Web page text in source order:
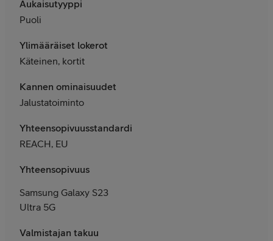
Aukaisutyyppi
Puoli
Ylimääräiset lokerot
Käteinen, kortit
Kannen ominaisuudet
Jalustatoiminto
Yhteensopivuusstandardit
REACH, EU
Yhteensopivuus
Samsung Galaxy S23
Ultra 5G
Valmistajan takuu